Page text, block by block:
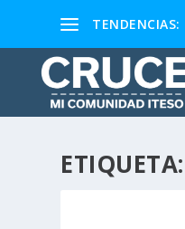
TENDENCIAS:
ETIQUETA: